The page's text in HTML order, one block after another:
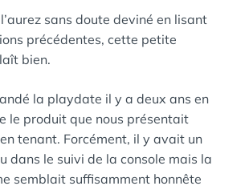
sans doute deviné en lisant
précédentes, cette petite
bien.
la playdate il y a deux ans en
le produit que nous présentait
tenant. Forcément, il y avait un
dans le suivi de la console mais la
semblait suffisamment honnête